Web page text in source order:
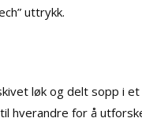
uttrykk.
løk og delt sopp i
hverandre for å